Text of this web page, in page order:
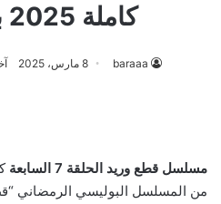
كاملة 2025 بدقة عالية
baraaa 8 مارس، 2025
مسلسل قطع وريد الحلقة 7 السابعة
من المسلسل البوليسي الرمضاني